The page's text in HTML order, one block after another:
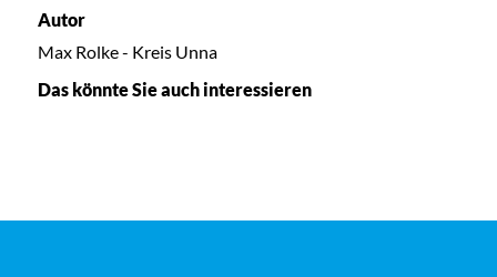
Autor
Max Rolke - Kreis Unna
Das könnte Sie auch interessieren